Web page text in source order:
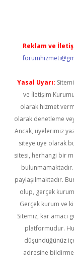
Reklam ve
Yasal Uyarı:
ve İletişim
olarak hizmet
olarak denetleme
Ancak, üyelerimiz
siteye üye olarak
sitesi, herhangi bir
bulunmamaktadır.
paylaşılmaktadır.
olup, gerçek
Gerçek kurum ve
Sitemiz, kar amacı
platformudur.
düşündüğünüz
adresine